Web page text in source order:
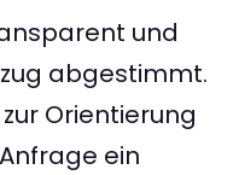
und
abgestimmt.
Orientierung
ein